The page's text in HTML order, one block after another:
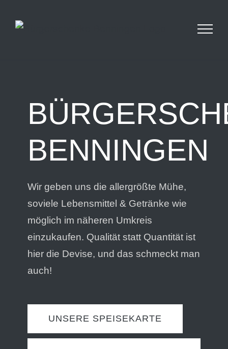
BENNINGEN
Wir geben uns die allergrößte Mühe,
soviele Lebensmittel & Getränke wie
möglich im näheren Umkreis
einzukaufen. Qualität statt Quantität ist
hier die Devise, und das schmeckt man
auch!
UNSERE SPEISEKARTE
geschlossen. Ab dem 26.09 sind wir wieder für